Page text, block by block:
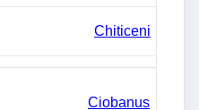
Chiticeni
Ciobanus